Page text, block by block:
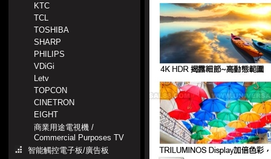
KTC
TCL
TOSHIBA
SHARP
PHILIPS
VDiGi
Letv
TOPCON
CINETRON
EIGHT
商業用途電視機 /
Commercial Purposes TV
智能觸控電子板/廣告板